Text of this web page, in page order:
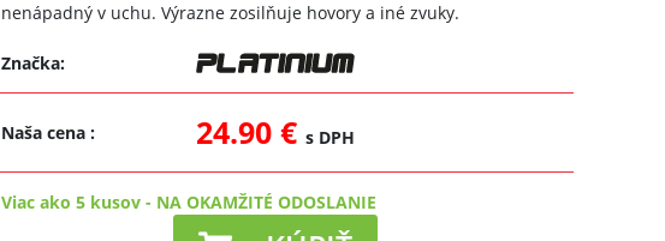
nenápadný v uchu. Výrazne zosilňuje hovory a iné zvuky.
Značka:
Naša cena: 24.90 €s DPH
Viac ako 5 kusov - NA OKAMŽITÉ ODOSLANIE